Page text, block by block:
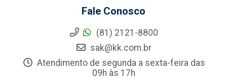
Fale Conosco
(81) 2121-8800
sak@kk.com.br
Atendimento de segunda a sexta-feira das
09h às 17h